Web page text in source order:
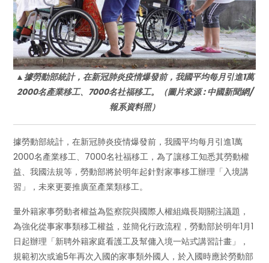
▲據勞動部統計，在新冠肺炎疫情爆發前，我國平均每月引進1萬
2000名產業移工、7000名社福移工。（圖片來源 : 中國新聞網/
報系資料照）
據勞動部統計，在新冠肺炎疫情爆發前，我國平均每月引進1萬
2000名產業移工、7000名社福移工，為了讓移工知悉其勞動權
益、我國法規等，勞動部將於明年起針對家事移工辦理「入境講
習」，未來更要推廣至產業類移工。
量外籍家事勞動者權益為監察院與國際人權組織長期關注議題，
為強化從事家事類移工權益，並簡化行政流程，勞動部於明年1月1
日起辦理「新聘外籍家庭看護工及幫傭入境一站式講習計畫」，
規範初次或逾5年再次入國的家事類外國人，於入國時應於勞動部